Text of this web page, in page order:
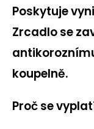
Poskytuje
Zrcadlo se
koupelně.
Proč se